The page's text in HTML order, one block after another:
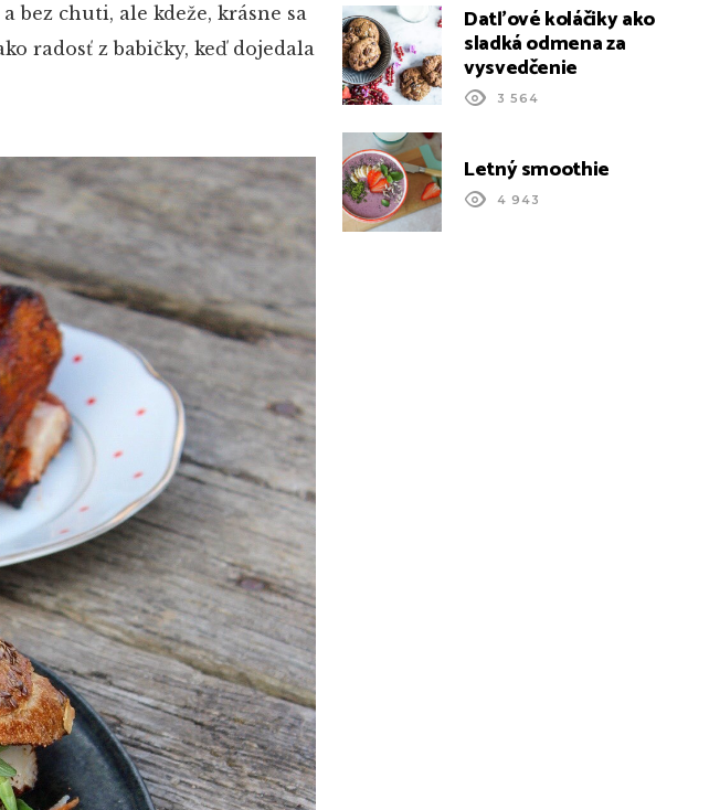
bez chuti, ale kdeže, krásne sa
radosť z babičky, keď dojedala
Datľové koláčiky ako
sladká odmena za
vysvedčenie
3 564
Letný smoothie
4 943